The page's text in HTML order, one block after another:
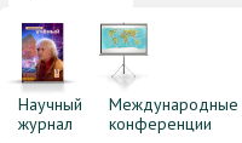
Научный
журнал
Международные
конференции